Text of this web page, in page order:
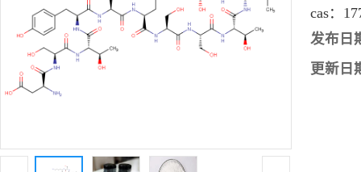
cas：
发布日
更新日